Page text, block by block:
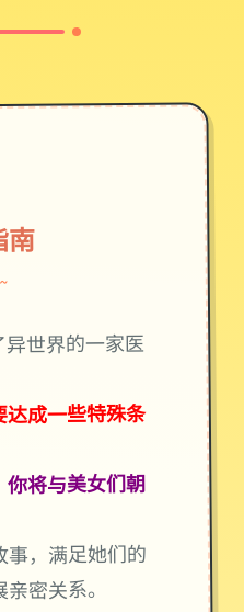
南
世界的一家医
成一些特殊条
你将与美女们朝
，满足她们的
密关系。